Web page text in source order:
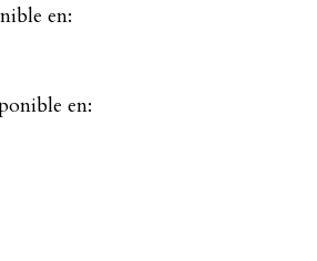
en:
en: